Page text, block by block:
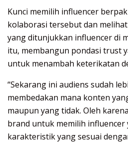
Kunci memilih influencer
kolaborasi tersebut dan
yang ditunjukkan influencer di
itu, membangun pondasi trust
untuk menambah keterikatan
“Sekarang ini audiens sudah
membedakan mana konten
maupun yang tidak. Oleh
brand untuk memilih influencer
karakteristik yang sesuai